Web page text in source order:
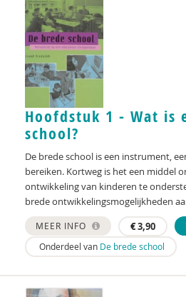
Jeanny van den Berg
Karijn van den Berg
Tim van den Berg
Harmke Bergenhenegouwen
Marina Berghuijs
Geert Bettinger
Els Beukers
Mariëlle Blanken
Lisette Blankesteijn
Ronella Bleijenburg
Hoofdstuk 1 - Wat is
school?
De brede school is een instrument,
bereiken. Kortweg is het een middel
ontwikkeling van kinderen te
brede ontwikkelingsmogelijkheden
MEER INFO €3,90
Onderdeel van De brede school